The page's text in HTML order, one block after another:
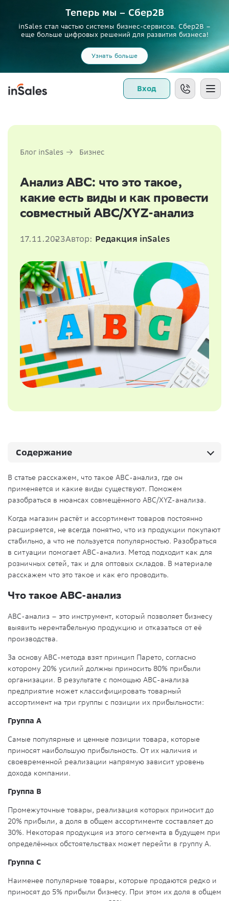
Теперь мы – Сбер2B
inSales стал частью системы бизнес-сервисов. Сбер2В –
еще больше цифровых решений для развития бизнеса!
Узнать больше
Вход
Блог inSales Бизнес
Анализ ABC: что это такое,
какие есть виды и как провести
совместный ABC/XYZ-анализ
17.11.2023Автор: Редакция inSales
В статье расскажем, что такое ABC-анализ, где он
применяется и какие виды существуют. Поможем
разобраться в нюансах совмещённого ABC/XYZ-анализа.
Когда магазин растёт и ассортимент товаров постоянно
расширяется, не всегда понятно, что из продукции покупают
стабильно, а что не пользуется популярностью. Разобраться
в ситуации помогает ABC-анализ. Метод подходит как для
розничных сетей, так и для оптовых складов. В материале
расскажем что это такое и как его проводить.
Что такое ABC-анализ
АВС-анализ – это инструмент, который позволяет бизнесу
выявить нерентабельную продукцию и отказаться от её
производства.
За основу АВС-метода взят принцип Парето, согласно
которому 20% усилий должны приносить 80% прибыли
организации. В результате с помощью АВС-анализа
предприятие может классифицировать товарный
ассортимент на три группы с позиции их прибыльности:
Группа А
Самые популярные и ценные позиции товара, которые
приносят наибольшую прибыльность. От их наличия и
своевременной реализации напрямую зависит уровень
дохода компании.
Группа В
Промежуточные товары, реализация которых приносит до
20% прибыли, а доля в общем ассортименте составляет до
30%. Некоторая продукция из этого сегмента в будущем при
определённых обстоятельствах может перейти в группу А.
Группа С
Наименее популярные товары, которые продаются редко и
приносят до 5% прибыли бизнесу. При этом их доля в общем
Содержание